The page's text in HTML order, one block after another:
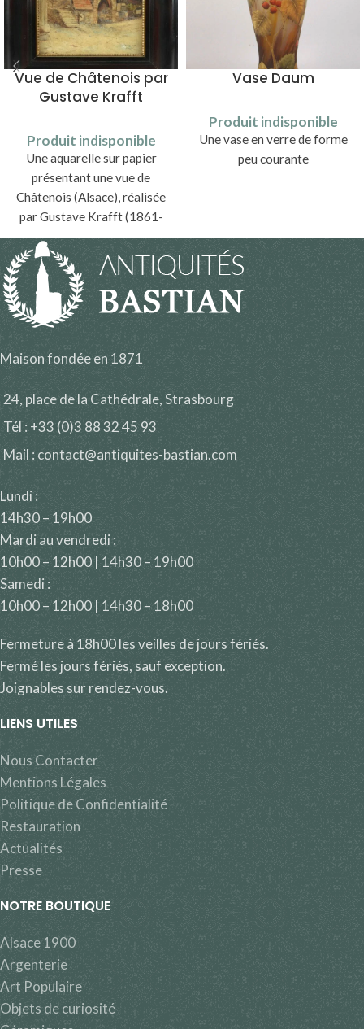
Vue de Châtenois par
Gustave Krafft
Produit indisponible
Une aquarelle sur papier
présentant une vue de
Châtenois (Alsace), réalisée
par Gustave Krafft (1861-
1927).
Vase Daum
Produit indisponible
Une vase en verre de forme
peu courante
Maison fondée en 1871
24, place de la Cathédrale, Strasbourg
Tél : +33 (0)3 88 32 45 93
Mail : contact@antiquites-bastian.com
Lundi :
14h30 – 19h00
Mardi au vendredi :
10h00 – 12h00 | 14h30 – 19h00
Samedi :
10h00 – 12h00 | 14h30 – 18h00
Fermeture à 18h00 les veilles de jours fériés.
Fermé les jours fériés, sauf exception.
Joignables sur rendez-vous.
LIENS UTILES
Nous Contacter
Mentions Légales
Politique de Confidentialité
Restauration
Actualités
Presse
NOTRE BOUTIQUE
Alsace 1900
Argenterie
Art Populaire
Objets de curiosité